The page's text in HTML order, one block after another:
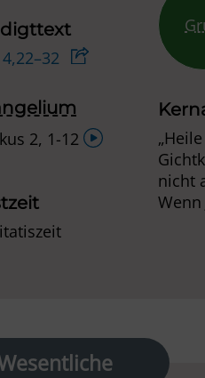
2, 1-12 Audio-
nicht